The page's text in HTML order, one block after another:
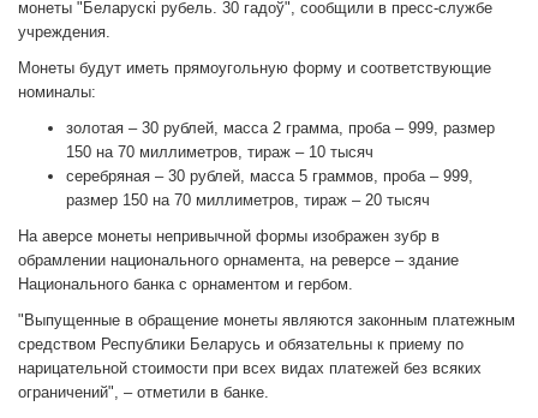
монеты "Беларускі рубель. 30 гадоў", сообщили в пресс-службе
учреждения.
Монеты будут иметь прямоугольную форму и соответствующие
номиналы:
золотая – 30 рублей, масса 2 грамма, проба – 999, размер
150 на 70 миллиметров, тираж – 10 тысяч
серебряная – 30 рублей, масса 5 граммов, проба – 999,
размер 150 на 70 миллиметров, тираж – 20 тысяч
На аверсе монеты непривычной формы изображен зубр в
обрамлении национального орнамента, на реверсе – здание
Национального банка с орнаментом и гербом.
"Выпущенные в обращение монеты являются законным платежным
средством Республики Беларусь и обязательны к приему по
нарицательной стоимости при всех видах платежей без всяких
ограничений", – отметили в банке.